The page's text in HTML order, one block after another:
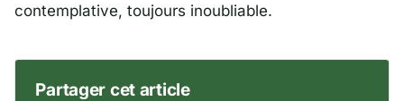
contemplative, toujours inoubliable.
Partager cet article